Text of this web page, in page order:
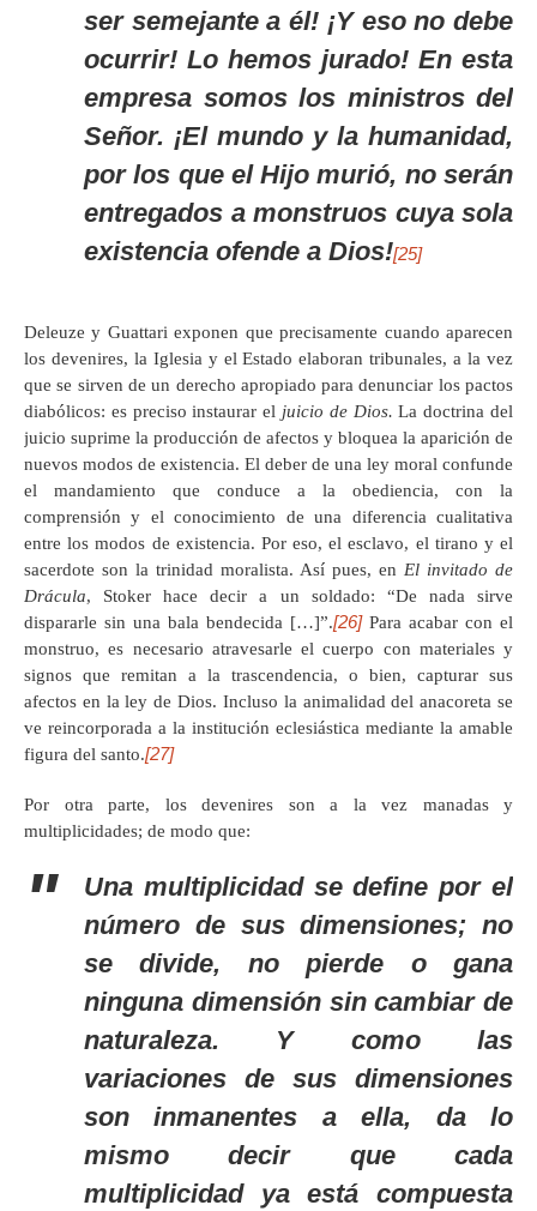
ser semejante a él! ¡Y eso no debe
ocurrir! Lo hemos jurado! En esta
empresa somos los ministros del
Señor. ¡El mundo y la humanidad,
por los que el Hijo murió, no serán
entregados a monstruos cuya sola
existencia ofende a Dios![25]
Deleuze y Guattari exponen que precisamente cuando aparecen
los devenires, la Iglesia y el Estado elaboran tribunales, a la vez
que se sirven de un derecho apropiado para denunciar los pactos
diabólicos: es preciso instaurar el juicio de Dios.La doctrina del
juicio suprime la producción de afectos y bloquea la aparición de
nuevos modos de existencia. El deber de una ley moral confunde
el mandamiento que conduce a la obediencia, con la
comprensión y el conocimiento de una diferencia cualitativa
entre los modos de existencia. Por eso, el esclavo, el tirano y el
sacerdote son la trinidad moralista. Así pues, en El invitado de
Drácula, Stoker hace decir a un soldado: “De nada sirve
dispararle sin una bala bendecida […]”.[26]Para acabar con el
monstruo, es necesario atravesarle el cuerpo con materiales y
signos que remitan a la trascendencia, o bien, capturar sus
afectos en la ley de Dios. Incluso la animalidad del anacoreta se
ve reincorporada a la institución eclesiástica mediante la amable
figura del santo.[27]
Por otra parte, los devenires son a la vez manadas y
multiplicidades; de modo que:
Una multiplicidad se define por el
número de sus dimensiones; no
se divide, no pierde o gana
ninguna dimensión sin cambiar de
naturaleza. Y como las
variaciones de sus dimensiones
son inmanentes a ella, da lo
mismo decir que cada
multiplicidad ya está compuesta